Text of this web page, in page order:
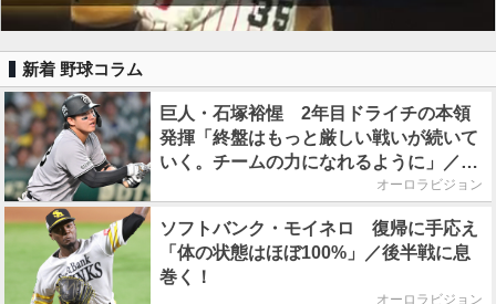
新着 野球コラム
巨人・石塚裕惺 2年目ドライチの本領
発揮「終盤はもっと厳しい戦いが続いて
いく。チームの力になれるように」／後
オーロラビジョン
ソフトバンク・モイネロ 復帰に手応え
「体の状態はほぼ100%」／後半戦に息
巻く！
オーロラビジョン